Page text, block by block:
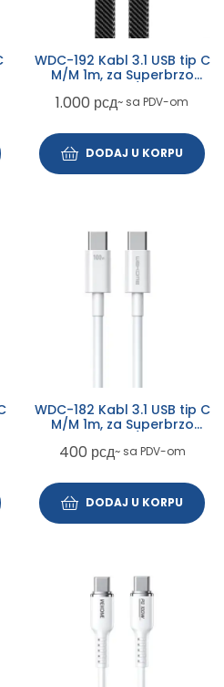
WDC-192 Kabl 3.1 USB tip C
M/M 1m, za Superbrzo
flat-crno-žuti
1.000 рсд~ sa PDV-om
DODAJ U KORPU
WDC-182 Kabl 3.1 USB tip C
M/M 1m, za Superbrzo
beli
400 рсд~ sa PDV-om
DODAJ U KORPU